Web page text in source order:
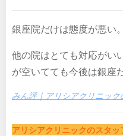
銀座院だけは態度が悪い。
他の院はとても対応がい
が空いてても今後は銀座
みん評｜アリシアクリニッ
アリシアクリニックのスタ